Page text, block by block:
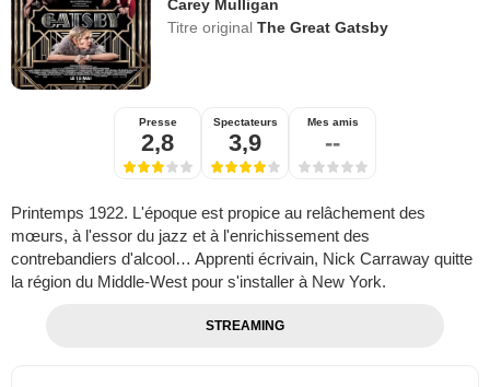
Carey Mulligan
Titre originalThe Great Gatsby
Presse
2,8
Spectateurs
3,9
Mes amis
--
Printemps 1922. L'époque est propice au relâchement des
mœurs, à l'essor du jazz et à l'enrichissement des
contrebandiers d'alcool… Apprenti écrivain, Nick Carraway quitte
la région du Middle-West pour s'installer à New York.
STREAMING